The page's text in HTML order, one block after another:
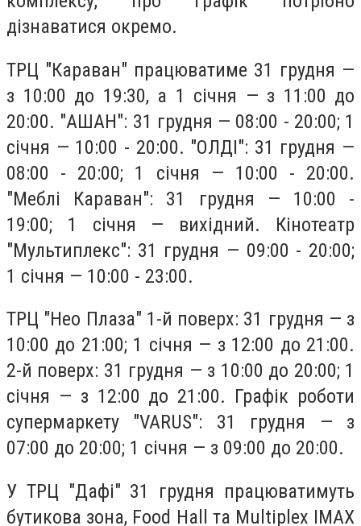
дізнаватися окремо.
ТРЦ "Караван" працюватиме 31 грудня —
з 10:00 до 19:30, а 1 січня — з 11:00 до
20:00. "АШАН": 31 грудня — 08:00 - 20:00; 1
січня — 10:00 - 20:00. "ОЛДІ": 31 грудня —
08:00 - 20:00; 1 січня — 10:00 - 20:00.
"Меблі Караван": 31 грудня — 10:00 -
19:00; 1 січня — вихідний. Кінотеатр
"Мультиплекс": 31 грудня — 09:00 - 20:00;
1 січня — 10:00 - 23:00.
ТРЦ "Нео Плаза" 1-й поверх: 31 грудня — з
10:00 до 21:00; 1 січня — з 12:00 до 21:00.
2-й поверх: 31 грудня — з 10:00 до 20:00; 1
січня — з 12:00 до 21:00. Графік роботи
супермаркету "VARUS": 31 грудня — з
07:00 до 20:00; 1 січня — з 09:00 до 20:00.
У ТРЦ "Дафі" 31 грудня працюватимуть
бутикова зона, Food Hall та Multiplex IMAX